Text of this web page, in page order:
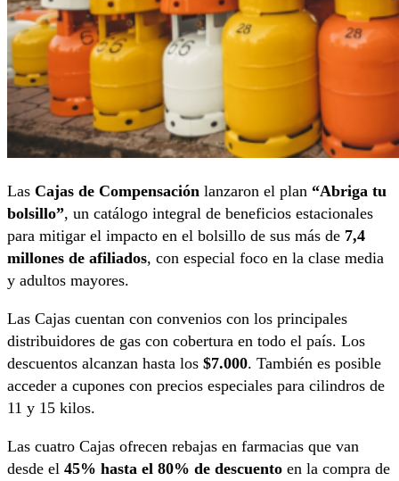
Las Cajas de Compensación lanzaron el plan “Abriga tu
bolsillo”, un catálogo integral de beneficios estacionales
para mitigar el impacto en el bolsillo de sus más de 7,4
millones de afiliados, con especial foco en la clase media
y adultos mayores.
Las Cajas cuentan con convenios con los principales
distribuidores de gas con cobertura en todo el país. Los
descuentos alcanzan hasta los $7.000. También es posible
acceder a cupones con precios especiales para cilindros de
11 y 15 kilos.
Las cuatro Cajas ofrecen rebajas en farmacias que van
desde el 45% hasta el 80% de descuento en la compra de